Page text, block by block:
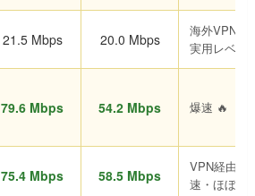
21.5 Mbps 20.0 Mbps
海外VPNと
実用レベル
79.6 Mbps 54.2 Mbps 爆速 🔥
75.4 Mbps 58.5 Mbps
VPN経由で
速・ほぼ遅